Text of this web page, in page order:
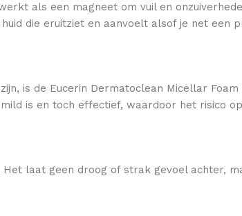
als een magneet om vuil en
die eruitziet en aanvoelt alsof je net een
is de Eucerin Dermatoclean Micellar
is en toch effectief, waardoor het risico
laat geen droog of strak gevoel achter,